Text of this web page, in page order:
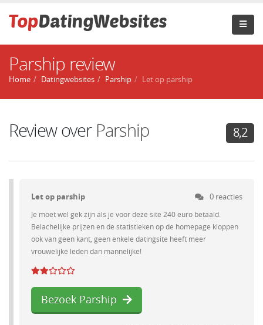
Parship review
Home Datingwebsites Parship Let op parship
Review over Parship 8,2
Let op parship 0 reacties
Je moet wel gek zijn als je voor deze site 240 euro betaald.
Belachelijke prijzen en de statistieken op de homepage kloppen
ook van geen kant, geen enkele datingsite heeft meer
vrouwelijke leden dan mannelijke!
Bezoek Parship